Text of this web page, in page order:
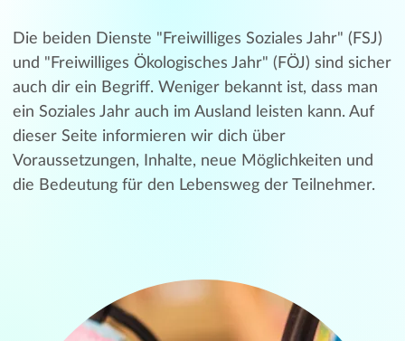
Die beiden Dienste "Freiwilliges Soziales Jahr" (FSJ)
und "Freiwilliges Ökologisches Jahr" (FÖJ) sind sicher
auch dir ein Begriff. Weniger bekannt ist, dass man
ein Soziales Jahr auch im Ausland leisten kann. Auf
dieser Seite informieren wir dich über
Voraussetzungen, Inhalte, neue Möglichkeiten und
die Bedeutung für den Lebensweg der Teilnehmer.